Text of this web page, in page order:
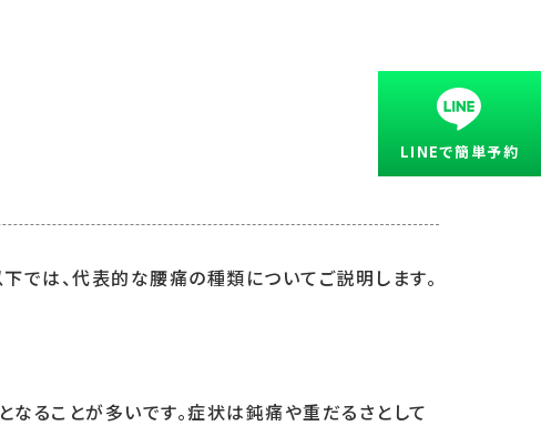
LINEで簡単予約
では、代表的な腰痛の種類についてご説明します。
ることが多いです。症状は鈍痛や重だるさとして